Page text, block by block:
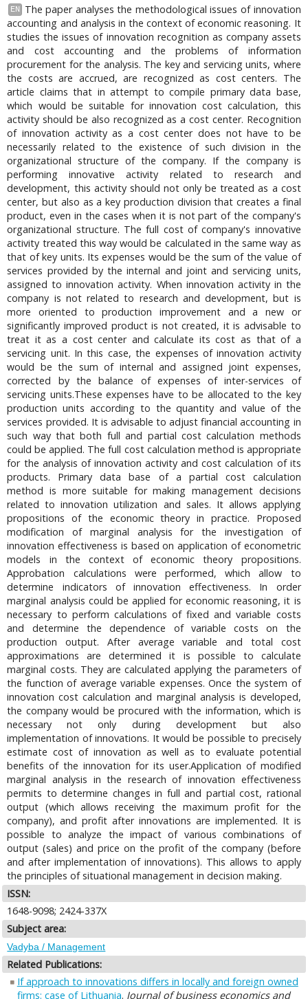
EN
The paper analyses the methodological issues of innovation
accounting and analysis in the context of economic reasoning. It
studies the issues of innovation recognition as company assets
and cost accounting and the problems of information
procurement for the analysis. The key and servicing units, where
the costs are accrued, are recognized as cost centers. The
article claims that in attempt to compile primary data base,
which would be suitable for innovation cost calculation, this
activity should be also recognized as a cost center. Recognition
of innovation activity as a cost center does not have to be
necessarily related to the existence of such division in the
organizational structure of the company. If the company is
performing innovative activity related to research and
development, this activity should not only be treated as a cost
center, but also as a key production division that creates a final
product, even in the cases when it is not part of the company's
organizational structure. The full cost of company's innovative
activity treated this way would be calculated in the same way as
that of key units. Its expenses would be the sum of the value of
services provided by the internal and joint and servicing units,
assigned to innovation activity. When innovation activity in the
company is not related to research and development, but is
more oriented to production improvement and a new or
significantly improved product is not created, it is advisable to
treat it as a cost center and calculate its cost as that of a
servicing unit. In this case, the expenses of innovation activity
would be the sum of internal and assigned joint expenses,
corrected by the balance of expenses of inter-services of
servicing units.These expenses have to be allocated to the key
production units according to the quantity and value of the
services provided. It is advisable to adjust financial accounting in
such way that both full and partial cost calculation methods
could be applied. The full cost calculation method is appropriate
for the analysis of innovation activity and cost calculation of its
products. Primary data base of a partial cost calculation
method is more suitable for making management decisions
related to innovation utilization and sales. It allows applying
propositions of the economic theory in practice. Proposed
modification of marginal analysis for the investigation of
innovation effectiveness is based on application of econometric
models in the context of economic theory propositions.
Approbation calculations were performed, which allow to
determine indicators of innovation effectiveness. In order
marginal analysis could be applied for economic reasoning, it is
necessary to perform calculations of fixed and variable costs
and determine the dependence of variable costs on the
production output. After average variable and total cost
approximations are determined it is possible to calculate
marginal costs. They are calculated applying the parameters of
the function of average variable expenses. Once the system of
innovation cost calculation and marginal analysis is developed,
the company would be procured with the information, which is
necessary not only during development but also
implementation of innovations. It would be possible to precisely
estimate cost of innovation as well as to evaluate potential
benefits of the innovation for its user.Application of modified
marginal analysis in the research of innovation effectiveness
permits to determine changes in full and partial cost, rational
output (which allows receiving the maximum profit for the
company), and profit after innovations are implemented. It is
possible to analyze the impact of various combinations of
output (sales) and price on the profit of the company (before
and after implementation of innovations). This allows to apply
the principles of situational management in decision making.
ISSN:
1648-9098; 2424-337X
Subject area:
Vadyba / Management
Related Publications:
If approach to innovations differs in locally and foreign owned
firms: case of Lithuania. Journal of business economics and